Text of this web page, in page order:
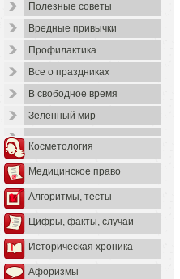
Полезные советы
Вредные привычки
Профилактика
Все о праздниках
В свободное время
Зеленный мир
Косметология
Медицинское право
Алгоритмы, тесты
Цифры, факты, случаи
Историческая хроника
Афоризмы